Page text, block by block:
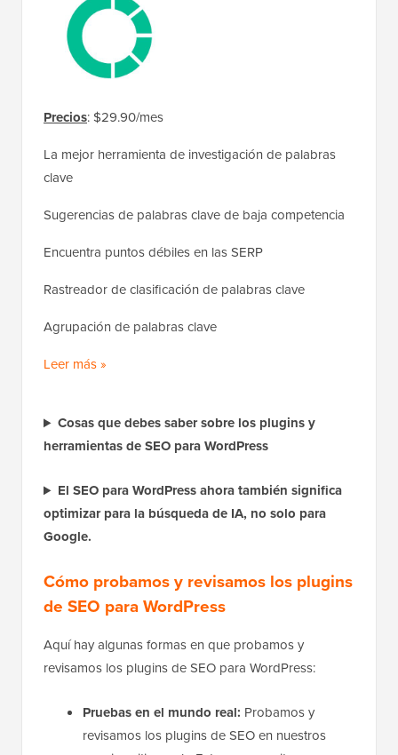
Precios: $29.90/mes
La mejor herramienta de investigación de palabras
clave
Sugerencias de palabras clave de baja competencia
Encuentra puntos débiles en las SERP
Rastreador de clasificación de palabras clave
Agrupación de palabras clave
Leer más »
Cosas que debes saber sobre los plugins y
herramientas de SEO para WordPress
El SEO para WordPress ahora también significa
optimizar para la búsqueda de IA, no solo para
Google.
Cómo probamos y revisamos los plugins
de SEO para WordPress
Aquí hay algunas formas en que probamos y
revisamos los plugins de SEO para WordPress:
Pruebas en el mundo real: Probamos y
revisamos los plugins de SEO en nuestros